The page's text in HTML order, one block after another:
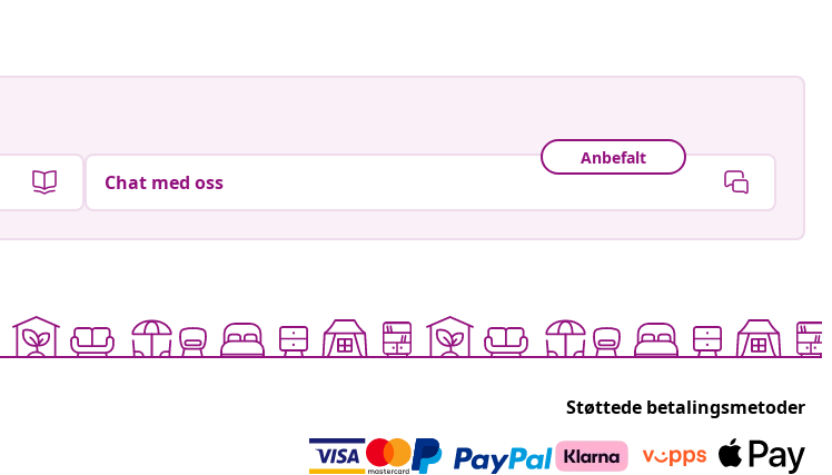
Anbefalt
Chat med oss
Støttede betalingsmetoder